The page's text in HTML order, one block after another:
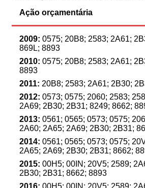
Ação orçamentária
2009: 0575; 20B8; 2583; 2A61;
869L; 8893
2010: 0575; 20B8; 2583; 2A61;
8893
2011: 20B8; 2583; 2A61; 2B30;
2012: 0573; 0575; 2060; 2583;
2A69; 2B30; 2B31; 8249; 8662;
2013: 0561; 0565; 0573; 0575;
2A60; 2A65; 2A69; 2B30; 2B31;
2014: 0561; 0565; 0573; 0575;
2A65; 2A69; 2B30; 2B31; 8662;
2015: 00H5; 00IN; 20V5; 2589;
2B30; 2B31; 8662; 8893
2016: 00H5; 00IN; 20V5; 2589;